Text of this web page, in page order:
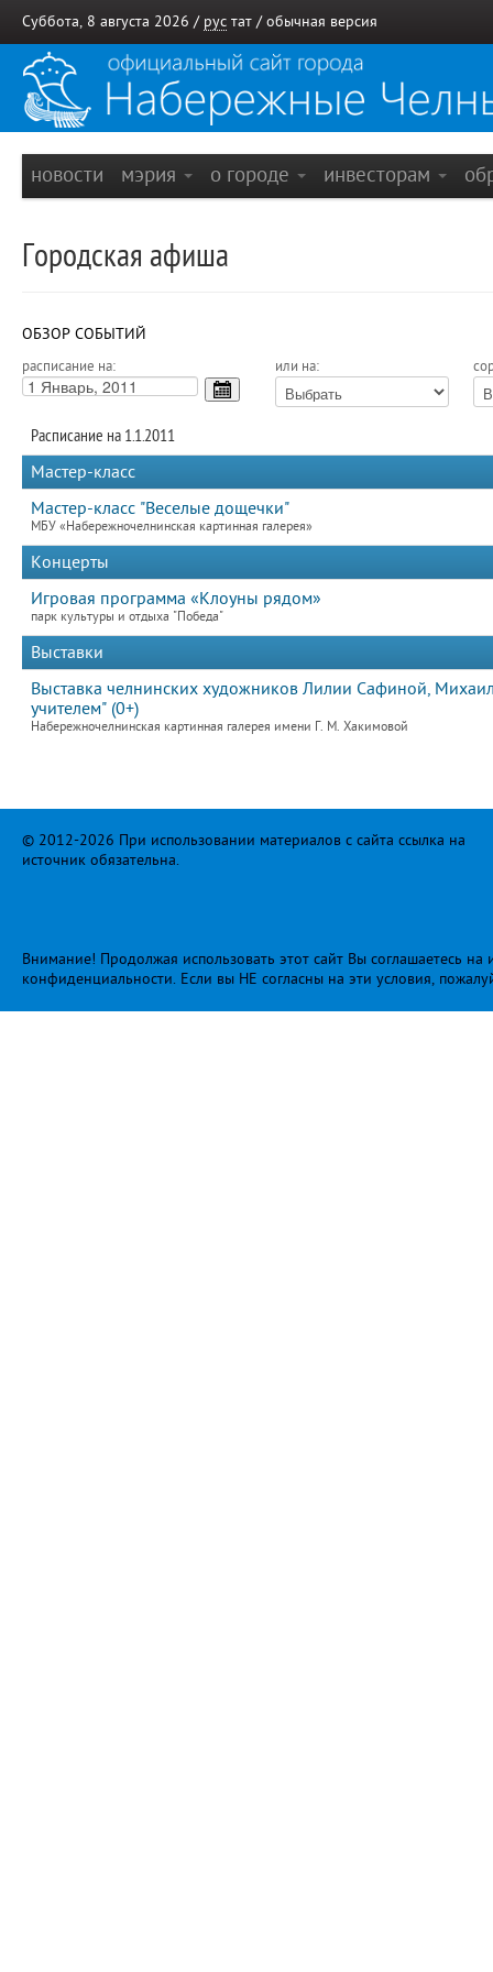
Суббота, 8 августа 2026 / рус тат / обычная версия
новости мэрия о городе инвесторам
Городская афиша
ОБЗОР СОБЫТИЙ
расписание на: или на:
Расписание на 1.1.2011
Мастер-класс
Мастер-класс "Веселые дощечки"
МБУ «Набережночелнинская картинная галерея»
Концерты
Игровая программа «Клоуны рядом»
парк культуры и отдыха "Победа"
Выставки
Выставка челнинских художников Лилии Сафиной,
учителем" (0+)
Набережночелнинская картинная галерея имени Г. М. Хакимовой
© 2012-2026 При использовании материалов с сайта ссылка на
источник обязательна.
Внимание! Продолжая использовать этот сайт Вы соглашаетесь
конфиденциальности. Если вы НЕ согласны на эти условия,